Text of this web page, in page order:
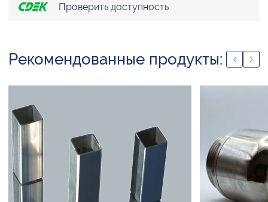
Проверить доступность
Рекомендованные продукты: